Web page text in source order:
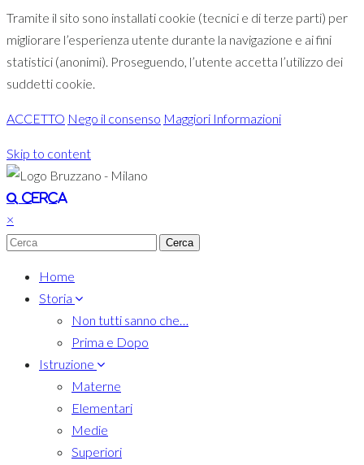
Tramite il sito sono installati cookie (tecnici e di terze parti) per
migliorare l’esperienza utente durante la navigazione e ai fini
statistici (anonimi). Proseguendo, l’utente accetta l’utilizzo dei
suddetti cookie.
ACCETTO Nego il consenso Maggiori Informazioni
Skip to content
Toggle navigation
Cerca
×
Home
Storia
Non tutti sanno che…
Prima e Dopo
Istruzione
Materne
Elementari
Medie
Superiori